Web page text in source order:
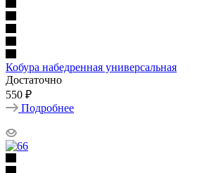
Кобура набедренная универсальная
Достаточно
550 ₽
Подробнее